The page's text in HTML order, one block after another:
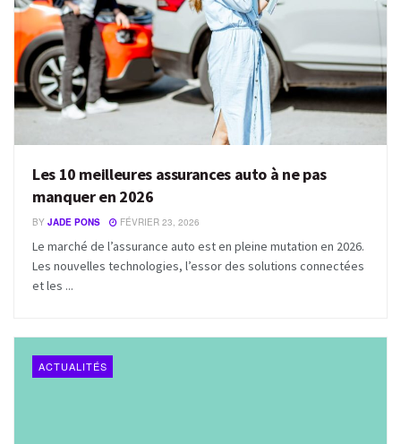
Les 10 meilleures assurances auto à ne pas
manquer en 2026
BY JADE PONS FÉVRIER 23, 2026
Le marché de l’assurance auto est en pleine mutation en 2026.
Les nouvelles technologies, l’essor des solutions connectées
et les ...
ACTUALITÉS